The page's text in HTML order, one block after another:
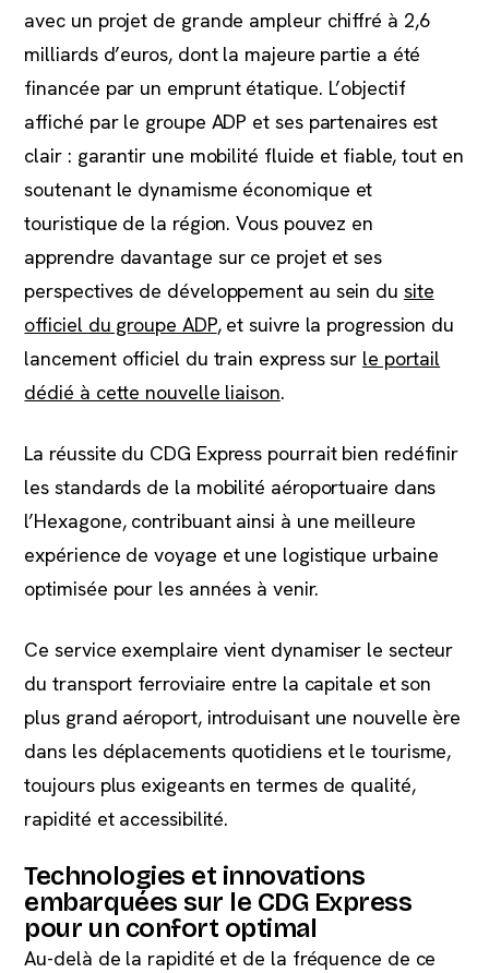
avec un projet de grande ampleur chiffré à 2,6
milliards d’euros, dont la majeure partie a été
financée par un emprunt étatique. L’objectif
affiché par le groupe ADP et ses partenaires est
clair : garantir une mobilité fluide et fiable, tout en
soutenant le dynamisme économique et
touristique de la région. Vous pouvez en
apprendre davantage sur ce projet et ses
perspectives de développement au sein du site
officiel du groupe ADP, et suivre la progression du
lancement officiel du train express sur le portail
dédié à cette nouvelle liaison.
La réussite du CDG Express pourrait bien redéfinir
les standards de la mobilité aéroportuaire dans
l’Hexagone, contribuant ainsi à une meilleure
expérience de voyage et une logistique urbaine
optimisée pour les années à venir.
Ce service exemplaire vient dynamiser le secteur
du transport ferroviaire entre la capitale et son
plus grand aéroport, introduisant une nouvelle ère
dans les déplacements quotidiens et le tourisme,
toujours plus exigeants en termes de qualité,
rapidité et accessibilité.
Technologies et innovations
embarquées sur le CDG Express
pour un confort optimal
Au-delà de la rapidité et de la fréquence de ce